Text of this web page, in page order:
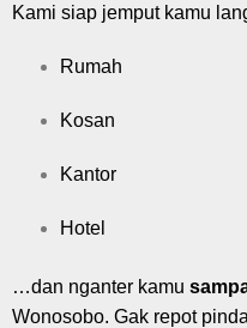
Kami siap jemput kamu
Rumah
Kosan
Kantor
Hotel
…dan nganter kamu
Wonosobo. Gak repot